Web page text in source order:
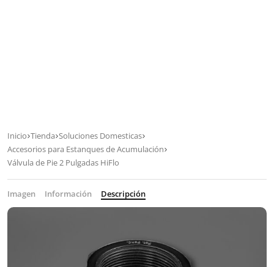
Inicio Tienda Soluciones Domesticas
Accesorios para Estanques de Acumulación
Válvula de Pie 2 Pulgadas HiFlo
Imagen Información Descripción